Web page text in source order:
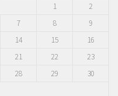
1
2
7 8
9
14 15
16
21 22
23
28 29
30